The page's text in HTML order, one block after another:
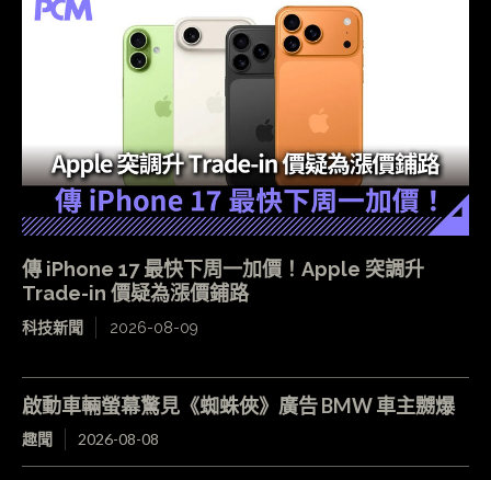
傳 iPhone 17 最快下周一加價！Apple 突調升
Trade-in 價疑為漲價鋪路
科技新聞 2026-08-09
啟動車輛螢幕驚見《蜘蛛俠》廣告 BMW 車主嬲爆
趣聞 2026-08-08